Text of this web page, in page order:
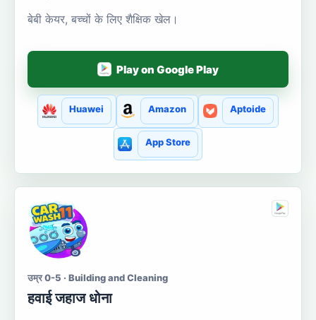
बेबी केयर, बच्चों के लिए शैक्षिक खेल।
Play on Google Play
Huawei Amazon Aptoide
App Store
उम्र 0-5 · Building and Cleaning
हवाई जहाज धोना